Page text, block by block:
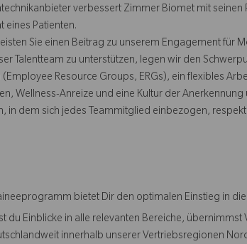
verbessert Zimmer Biomet mit seinen
eines Patienten.
Sie einen Beitrag zu unserem Engagement für
Talentteam zu unterstützen, legen wir den
Resource Groups, ERGs), ein flexibles
Wellness-Anreize und eine Kultur der
in dem sich jedes Teammitglied einbezogen,
bietet Dir den optimalen Einstieg in
du Einblicke in alle relevanten Bereiche,
innerhalb unserer Vertriebsregionen